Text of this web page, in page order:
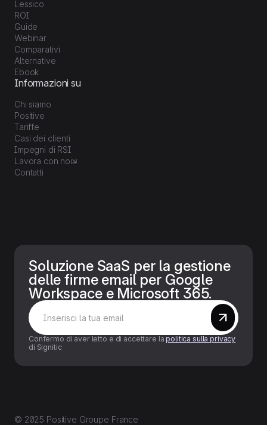
Lessico
ROI
Guide
Webinar
Comparativi
Alternative
Ebook
Informazioni su
Chi siamo
Positive
Tariffe
Casi dei clienti
Impegni di RSI
Lavora con noi
Contatti
Soluzione SaaS per la gestione
delle firme email per Google
Workspace e Microsoft 365.
Confermo di aver letto e di accettare lapolitica sulla privacy
di Signitic
© 2025 Positive Groupe France